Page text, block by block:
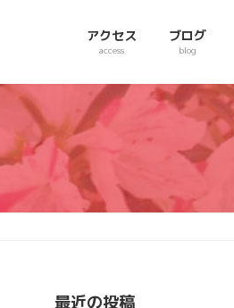
アクセス
access
ブログ
blog
最近の投稿